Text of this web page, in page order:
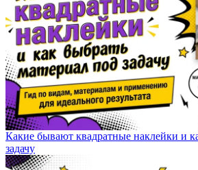
Какие бывают квадратные наклейки и
задачу